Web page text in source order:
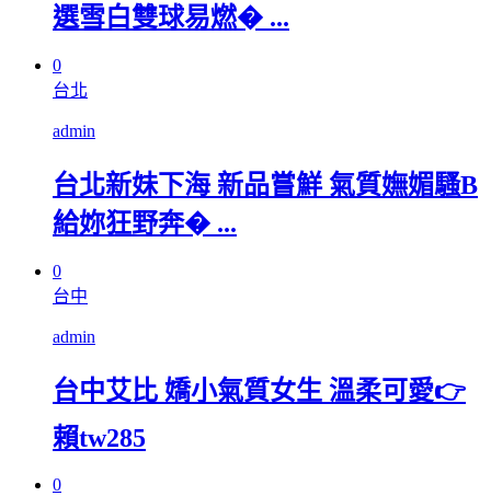
選雪白雙球易燃� ...
0
台北
admin
台北新妹下海 新品嘗鮮 氣質嫵媚騷B
給妳狂野奔� ...
0
台中
admin
台中艾比 嬌小氣質女生 溫柔可愛👉
賴tw285
0